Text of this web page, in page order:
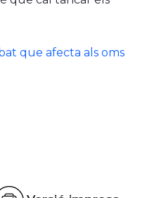
que afecta als oms